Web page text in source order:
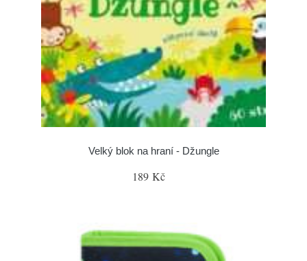
Velký blok na hraní - Džungle
189 Kč